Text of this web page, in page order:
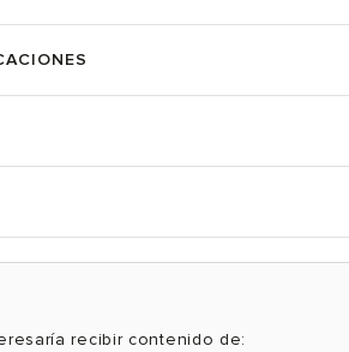
recibir contenido de: